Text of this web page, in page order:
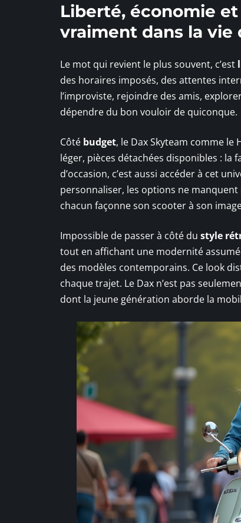
Liberté, économie
vraiment dans la vie
Le mot qui revient le plus souvent, c’est
des horaires imposés, des attentes
l’improviste, rejoindre des amis,
dépendre du bon vouloir de quiconque.
Côté budget, le Dax Skyteam comme
léger, pièces détachées disponibles : la
d’occasion, c’est aussi accéder à cet
personnaliser, les options ne
chacun façonne son scooter à son
Impossible de passer à côté du style
tout en affichant une modernité
des modèles contemporains. Ce look
chaque trajet. Le Dax n’est pas
dont la jeune génération aborde la